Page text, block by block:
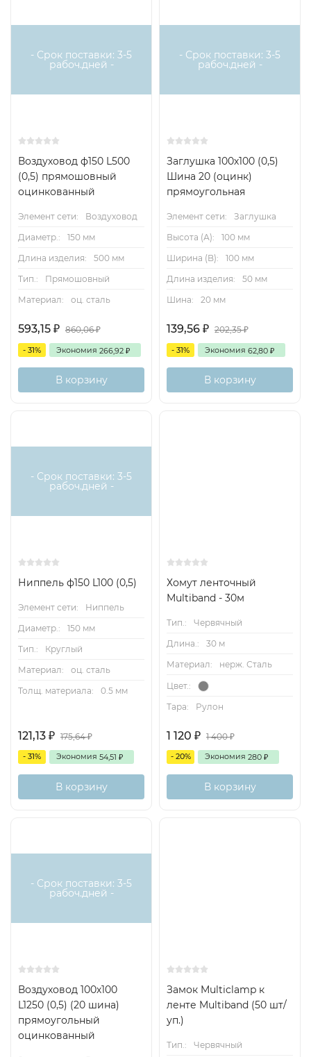
- Срок поставки: 3-5
рабоч.дней -
Воздуховод ф150 L500
(0,5) прямошовный
оцинкованный
Элемент сети:
Воздуховод
Диаметр.:
150 мм
Длина изделия:
500 мм
Тип.:
Прямошовный
Материал:
оц. сталь
593,15 ₽ 860,06₽
- 31% Экономия 266,92 ₽
В корзину
- Срок поставки: 3-5
рабоч.дней -
Заглушка 100х100 (0,5)
Шина 20 (оцинк)
прямоугольная
Элемент сети:
Заглушка
Высота (А):
100 мм
Ширина (B):
100 мм
Длина изделия:
50 мм
Шина:
20 мм
139,56 ₽ 202,35₽
- 31% Экономия 62,80 ₽
В корзину
- Срок поставки: 3-5
рабоч.дней -
Ниппель ф150 L100 (0,5)
Элемент сети:
Ниппель
Диаметр.:
150 мм
Тип.:
Круглый
Материал:
оц. сталь
Толщ. материала:
0.5 мм
121,13 ₽ 175,64₽
- 31% Экономия 54,51 ₽
В корзину
Хомут ленточный
Multiband - 30м
Тип.:
Червячный
Длина.:
30 м
Материал:
нерж. Сталь
Цвет.:
Тара: Рулон
1 120 ₽ 1 400₽
- 20% Экономия 280 ₽
В корзину
- Срок поставки: 3-5
рабоч.дней -
Воздуховод 100х100
L1250 (0,5) (20 шина)
прямоугольный
оцинкованный
Замок Multiclamp к
ленте Multiband (50 шт/
уп.)
Тип.:
Червячный